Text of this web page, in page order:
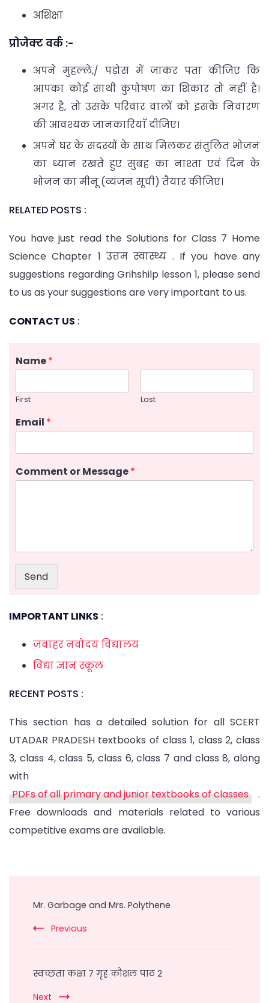
अशिक्षा
प्रोजेक्ट वर्क :-
अपने मुहल्ले,/ पड़ोस में जाकर पता कीजिए कि
आपका कोई साथी कुपोषण का शिकार तो नहीं है।
अगर है, तो उसके परिवार वालों को इसके निवारण
की आवश्यक जानकारियाँ दीजिए।
अपने घर के सदस्यों के साथ मिलकर संतुलित भोजन
का ध्यान रखते हुए सुबह का नाश्ता एवं दिन के
भोजन का मीनू (व्यंजन सूची) तैयार कीजिए।
RELATED POSTS :
You have just read the Solutions for Class 7 Home
Science Chapter 1 उत्तम स्वास्थ्य . If you have any
suggestions regarding Grihshilp lesson 1, please send
to us as your suggestions are very important to us.
CONTACT US :
Name*
First Last
Email *
Comment or Message*
Send
IMPORTANT LINKS :
जवाहर नवोदय विद्यालय
विद्या ज्ञान स्कूल
RECENT POSTS :
This section has a detailed solution for all SCERT
UTADAR PRADESH textbooks of class 1, class 2, class
3, class 4, class 5, class 6, class 7 and class 8, along
with
PDFs of all primary and junior textbooks of classes
.
Free downloads and materials related to various
competitive exams are available.
Navigation
Mr. Garbage and Mrs. Polythene
Previous
स्वच्छता कक्षा 7 गृह कौशल पाठ 2
Next